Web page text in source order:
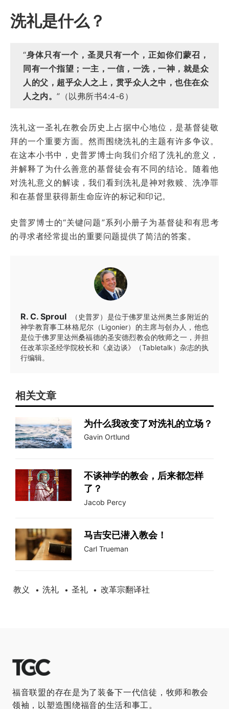
洗礼是什么？
“身体只有一个， 圣灵只有一个，正如你们蒙召，
同有一个指望； 一主，一信，一洗， 一神，就是众
人的父，超乎众人之上，贯乎众人之中，也住在众
人之内。 ”（以弗所书4:4-6）
洗礼这一圣礼在教会历史上占据中心地位，是基督徒敬
拜的一个重要方面。然而围绕洗礼的主题有许多争议。
在这本小书中，史普罗博士向我们介绍了洗礼的意义，
并解释了为什么善意的基督徒会有不同的结论。随着他
对洗礼意义的解读，我们看到洗礼是神对救赎、洗净罪
和在基督里获得新生命应许的标记和印记。
史普罗博士的“关键问题”系列小册子为基督徒和有思考
的寻求者经常提出的重要问题提供了简洁的答案。
R. C. Sproul
（史普罗）是位于佛罗里达州奥兰多附近的
神学教育事工林格尼尔（Ligonier）的主席与创办人，他也
是位于佛罗里达州桑福德的圣安德烈教会的牧师之一，并担
任改革宗圣经学院校长和《桌边谈》（Tabletalk）杂志的执
行编辑。
相关文章
为什么我改变了对洗礼的立场？
Gavin Ortlund
不谈神学的教会，后来都怎样
了？
Jacob Percy
马吉安已潜入教会！
Carl Trueman
教义 • 洗礼 • 圣礼 • 改革宗翻译社
福音联盟的存在是为了装备下一代信徒，牧师和教会
领袖，以塑造围绕福音的生活和事工。